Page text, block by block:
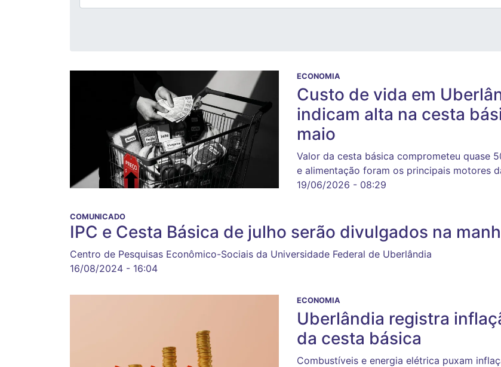
ECONOMIA
Custo de vida em
indicam alta na cesta
maio
Valor da cesta básica comprometeu quase
e alimentação foram os principais motores
19/06/2026 - 08:29
COMUNICADO
IPC e Cesta Básica de julho serão divulgados na
Centro de Pesquisas Econômico-Sociais da Universidade Federal de Uberlândia
16/08/2024 - 16:04
ECONOMIA
Uberlândia registra
da cesta básica
Combustíveis e energia elétrica puxam